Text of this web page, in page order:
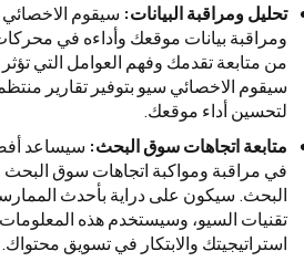
تحليل ومراقبة البيانات: سيقوم الاخصائي
ومراقبة بيانات موقعك وأداءه في
من متابعة تقدمك وفهم العوامل التي
سيقوم الاخصائي سيو بتوفير تقارير
لتحسين أداء موقعك.
متابعة اتجاهات سوق البحث: سيساعد
في مراقبة ومواكبة اتجاهات سوق
البحث. سيكون على دراية بأحدث
تقنيات السيو، وسيستخدم هذه
استراتيجيتك والابتكار في تسويق محتواك.